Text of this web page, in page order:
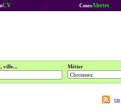
CV CmesAlertes
ville... Métier
rss